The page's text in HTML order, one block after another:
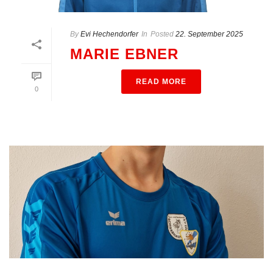
0
By Evi Hechendorfer In Posted 22. September 2025
MARIE EBNER
READ MORE